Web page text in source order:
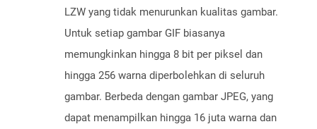
LZW yang tidak menurunkan kualitas gambar.
Untuk setiap gambar GIF biasanya
memungkinkan hingga 8 bit per piksel dan
hingga 256 warna diperbolehkan di seluruh
gambar. Berbeda dengan gambar JPEG, yang
dapat menampilkan hingga 16 juta warna dan